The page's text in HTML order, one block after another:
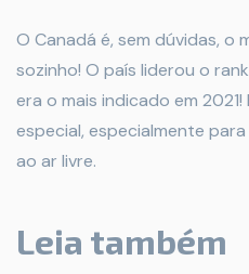
O Canadá é, sem dúvidas, o
sozinho! O país liderou o
era o mais indicado em
especial, especialmente
ao ar livre.
Leia também